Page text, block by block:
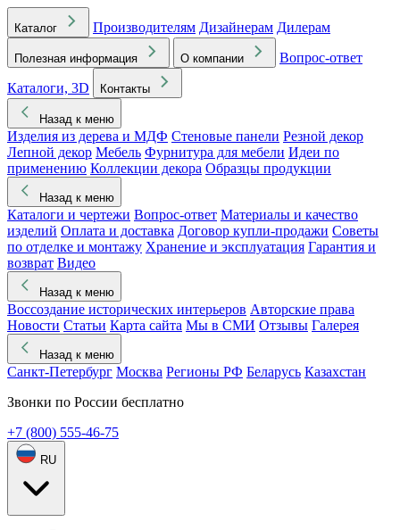
Каталог Производителям Дизайнерам Дилерам
Полезная информация О компании
Вопрос-ответ
Каталоги, 3D
Контакты
Назад к меню
Изделия из дерева и МДФ Стеновые панели Резной декор
Лепной декор Мебель Фурнитура для мебели Идеи по
применению Коллекции декора Образцы продукции
Назад к меню
Каталоги и чертежи Вопрос-ответ Материалы и качество
изделий Оплата и доставка Договор купли-продажи Советы
по отделке и монтажу Хранение и эксплуатация Гарантия и
возврат Видео
Назад к меню
Воссоздание исторических интерьеров Авторские права
Новости Статьи Карта сайта Мы в СМИ Отзывы Галерея
Назад к меню
Санкт-Петербург Москва Регионы РФ Беларусь Казахстан
Звонки по России бесплатно
+7 (800) 555-46-75
RU